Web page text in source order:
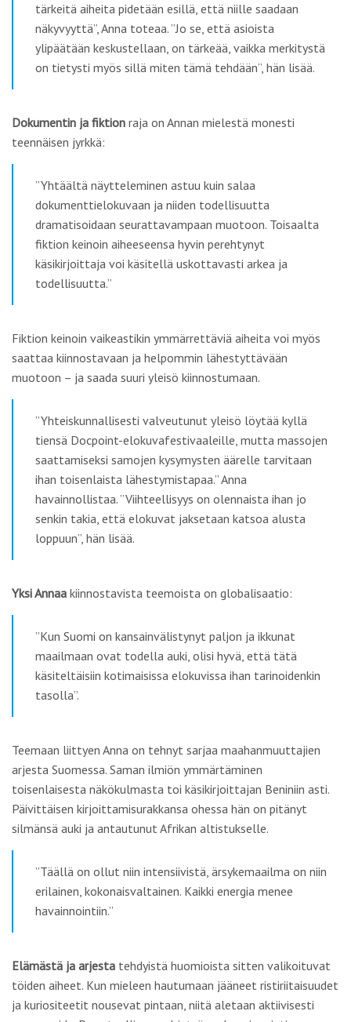
tärkeitä aiheita pidetään esillä, että niille saadaan
näkyvyyttä”, Anna toteaa. ”Jo se, että asioista
ylipäätään keskustellaan, on tärkeää, vaikka merkitystä
on tietysti myös sillä miten tämä tehdään”, hän lisää.
Dokumentin ja fiktion raja on Annan mielestä monesti
teennäisen jyrkkä:
”Yhtäältä näytteleminen astuu kuin salaa
dokumenttielokuvaan ja niiden todellisuutta
dramatisoidaan seurattavampaan muotoon. Toisaalta
fiktion keinoin aiheeseensa hyvin perehtynyt
käsikirjoittaja voi käsitellä uskottavasti arkea ja
todellisuutta.”
Fiktion keinoin vaikeastikin ymmärrettäviä aiheita voi myös
saattaa kiinnostavaan ja helpommin lähestyttävään
muotoon – ja saada suuri yleisö kiinnostumaan.
”Yhteiskunnallisesti valveutunut yleisö löytää kyllä
tiensä Docpoint-elokuvafestivaaleille, mutta massojen
saattamiseksi samojen kysymysten äärelle tarvitaan
ihan toisenlaista lähestymistapaa.” Anna
havainnollistaa. ”Viihteellisyys on olennaista ihan jo
senkin takia, että elokuvat jaksetaan katsoa alusta
loppuun”, hän lisää.
Yksi Annaa kiinnostavista teemoista on globalisaatio:
”Kun Suomi on kansainvälistynyt paljon ja ikkunat
maailmaan ovat todella auki, olisi hyvä, että tätä
käsiteltäisiin kotimaisissa elokuvissa ihan tarinoidenkin
tasolla”.
Teemaan liittyen Anna on tehnyt sarjaa maahanmuuttajien
arjesta Suomessa. Saman ilmiön ymmärtäminen
toisenlaisesta näkökulmasta toi käsikirjoittajan Beniniin asti.
Päivittäisen kirjoittamisurakkansa ohessa hän on pitänyt
silmänsä auki ja antautunut Afrikan altistukselle.
”Täällä on ollut niin intensiivistä, ärsykemaailma on niin
erilainen, kokonaisvaltainen. Kaikki energia menee
havainnointiin.”
Elämästä ja arjesta tehdyistä huomioista sitten valikoituvat
töiden aiheet. Kun mieleen hautumaan jääneet ristiriitaisuudet
ja kuriositeetit nousevat pintaan, niitä aletaan aktiivisesti